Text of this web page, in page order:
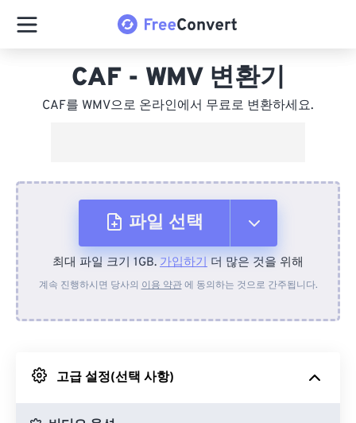
CAF - WMV 변환기
CAF를 WMV으로 온라인에서 무료로 변환하세요.
파일 선택
장치에서
Google 드라이브에서
최대 파일 크기 1GB. 가입하기 더 많은 것을 위해
계속 진행하시면 당사의 이용 약관에 동의하는 것으로 간주됩니다.
고급 설정(선택 사항)